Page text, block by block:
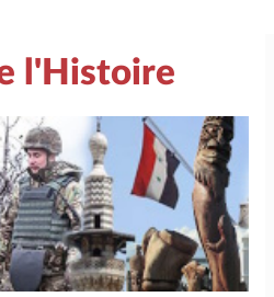
l'Histoire